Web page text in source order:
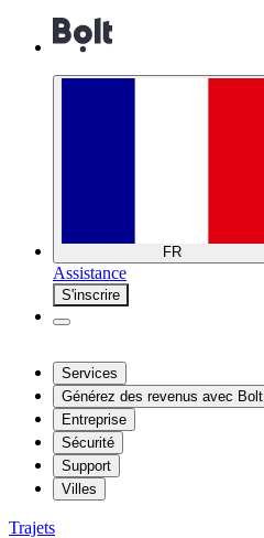
FR
Assistance
S'inscrire
Services
Générez des revenus avec Bolt
Entreprise
Sécurité
Support
Villes
Trajets